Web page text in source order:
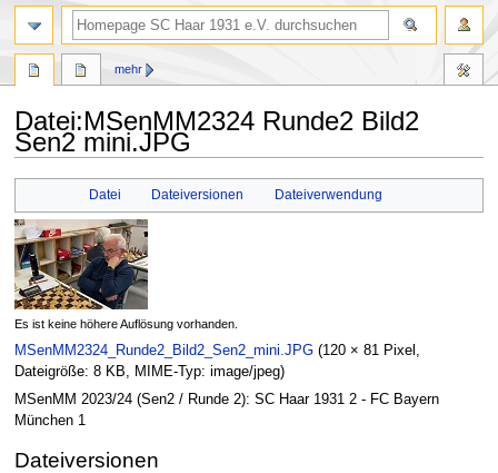
Datei:MSenMM2324 Runde2 Bild2
Sen2 mini.JPG
springen
springen
Datei Dateiversionen Dateiverwendung
Es ist keine höhere Auflösung vorhanden.
MSenMM2324_Runde2_Bild2_Sen2_mini.JPG (120 × 81 Pixel,
Dateigröße: 8 KB, MIME-Typ: image/jpeg)
MSenMM 2023/24 (Sen2 / Runde 2): SC Haar 1931 2 - FC Bayern
München 1
Dateiversionen
mehr
Suche